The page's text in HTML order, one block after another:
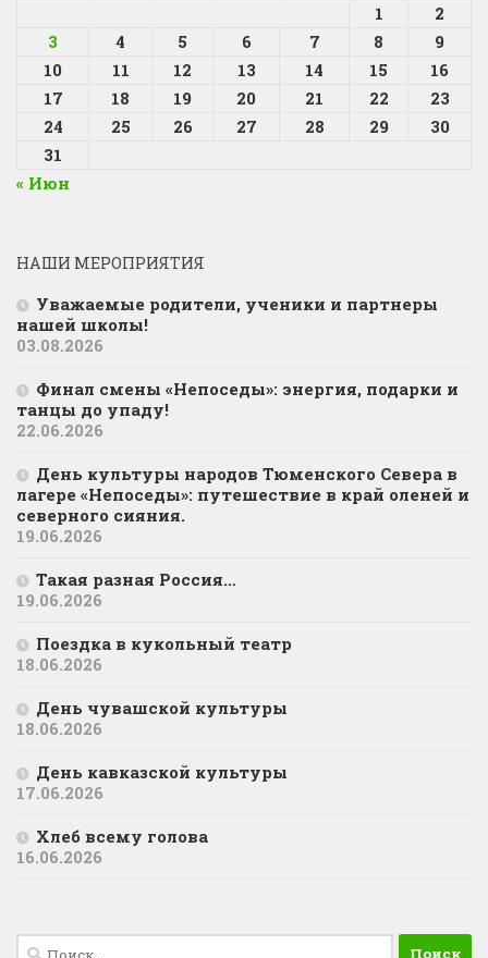
1
2
3
4 5 6 7 8
9
10
11 12 13 14 15
16
17
18 19 20 21 22
23
24
25 26 27 28 29
30
31
« Июн
НАШИ МЕРОПРИЯТИЯ
Уважаемые родители, ученики и партнеры
нашей школы!
03.08.2026
Финал смены «Непоседы»: энергия, подарки и
танцы до упаду!
22.06.2026
День культуры народов Тюменского Севера в
лагере «Непоседы»: путешествие в край оленей и
северного сияния.
19.06.2026
Такая разная Россия…
19.06.2026
Поездка в кукольный театр
18.06.2026
День чувашской культуры
18.06.2026
День кавказской культуры
17.06.2026
Хлеб всему голова
16.06.2026
Найти: